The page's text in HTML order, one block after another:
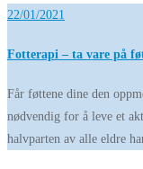
22/01/2021
Fotterapi – ta vare på
Får føttene dine den
nødvendig for å leve et
halvparten av alle eldre